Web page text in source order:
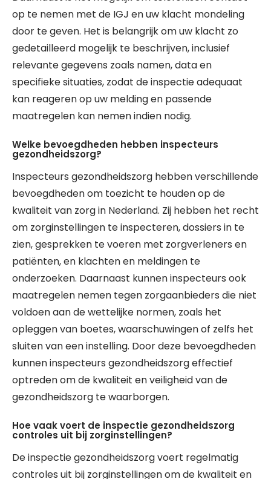
op te nemen met de IGJ en uw klacht mondeling
door te geven. Het is belangrijk om uw klacht zo
gedetailleerd mogelijk te beschrijven, inclusief
relevante gegevens zoals namen, data en
specifieke situaties, zodat de inspectie adequaat
kan reageren op uw melding en passende
maatregelen kan nemen indien nodig.
Welke bevoegdheden hebben inspecteurs
gezondheidszorg?
Inspecteurs gezondheidszorg hebben verschillende
bevoegdheden om toezicht te houden op de
kwaliteit van zorg in Nederland. Zij hebben het recht
om zorginstellingen te inspecteren, dossiers in te
zien, gesprekken te voeren met zorgverleners en
patiënten, en klachten en meldingen te
onderzoeken. Daarnaast kunnen inspecteurs ook
maatregelen nemen tegen zorgaanbieders die niet
voldoen aan de wettelijke normen, zoals het
opleggen van boetes, waarschuwingen of zelfs het
sluiten van een instelling. Door deze bevoegdheden
kunnen inspecteurs gezondheidszorg effectief
optreden om de kwaliteit en veiligheid van de
gezondheidszorg te waarborgen.
Hoe vaak voert de inspectie gezondheidszorg
controles uit bij zorginstellingen?
De inspectie gezondheidszorg voert regelmatig
controles uit bij zorginstellingen om de kwaliteit en